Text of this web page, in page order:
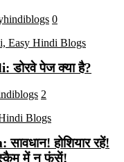
0
पेज क्या है?
2
होशियार रहें!
स्कैम में न फंसें!